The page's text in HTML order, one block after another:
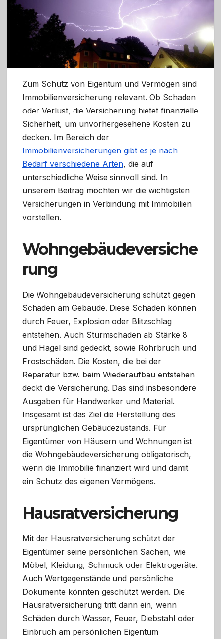
Zum Schutz von Eigentum und Vermögen sind
Immobilienversicherung relevant. Ob Schaden
oder Verlust, die Versicherung bietet finanzielle
Sicherheit, um unvorhergesehene Kosten zu
decken. Im Bereich der
Immobilienversicherungen gibt es je nach
Bedarf verschiedene Arten, die auf
unterschiedliche Weise sinnvoll sind. In
unserem Beitrag möchten wir die wichtigsten
Versicherungen in Verbindung mit Immobilien
vorstellen.
Wohngebäudeversiche
rung
Die Wohngebäudeversicherung schützt gegen
Schäden am Gebäude. Diese Schäden können
durch Feuer, Explosion oder Blitzschlag
entstehen. Auch Sturmschäden ab Stärke 8
und Hagel sind gedeckt, sowie Rohrbruch und
Frostschäden. Die Kosten, die bei der
Reparatur bzw. beim Wiederaufbau entstehen
deckt die Versicherung. Das sind insbesondere
Ausgaben für Handwerker und Material.
Insgesamt ist das Ziel die Herstellung des
ursprünglichen Gebäudezustands. Für
Eigentümer von Häusern und Wohnungen ist
die Wohngebäudeversicherung obligatorisch,
wenn die Immobilie finanziert wird und damit
ein Schutz des eigenen Vermögens.
Hausratversicherung
Mit der Hausratversicherung schützt der
Eigentümer seine persönlichen Sachen, wie
Möbel, Kleidung, Schmuck oder Elektrogeräte.
Auch Wertgegenstände und persönliche
Dokumente könnten geschützt werden. Die
Hausratversicherung tritt dann ein, wenn
Schäden durch Wasser, Feuer, Diebstahl oder
Einbruch am persönlichen Eigentum